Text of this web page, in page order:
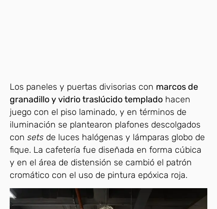
Los paneles y puertas divisorias con marcos de
granadillo y vidrio traslúcido templado hacen
juego con el piso laminado, y en términos de
iluminación se plantearon plafones descolgados
con sets de luces halógenas y lámparas globo de
fique. La cafetería fue diseñada en forma cúbica
y en el área de distensión se cambió el patrón
cromático con el uso de pintura epóxica roja.